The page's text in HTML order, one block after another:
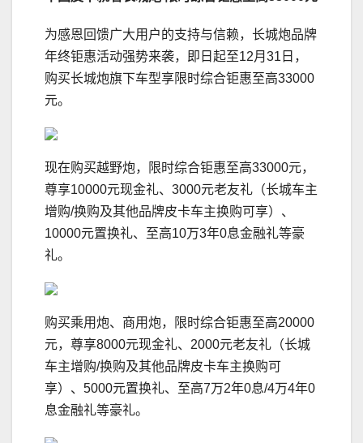
为感恩回馈广大用户的支持与信赖，长城炮品牌
年终钜惠活动强势来袭，即日起至12月31日，
购买长城炮旗下车型享限时综合钜惠至高33000
元。
现在购买越野炮，限时综合钜惠至高33000元，
尊享10000元现金礼、3000元老友礼（长城车主
增购/换购及其他品牌皮卡车主换购可享）、
10000元置换礼、至高10万3年0息金融礼等豪
礼。
购买乘用炮、商用炮，限时综合钜惠至高20000
元，尊享8000元现金礼、2000元老友礼（长城
车主增购/换购及其他品牌皮卡车主换购可
享）、5000元置换礼、至高7万2年0息/4万4年0
息金融礼等豪礼。